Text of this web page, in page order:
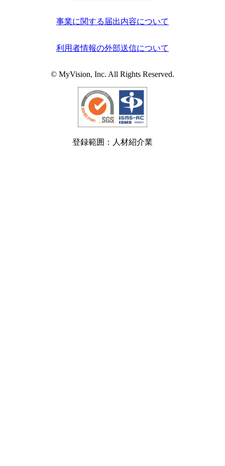
事業に関する届出内容について
利用者情報の外部送信について
© MyVision, Inc. All Rights Reserved.
登録範囲：人材紹介業